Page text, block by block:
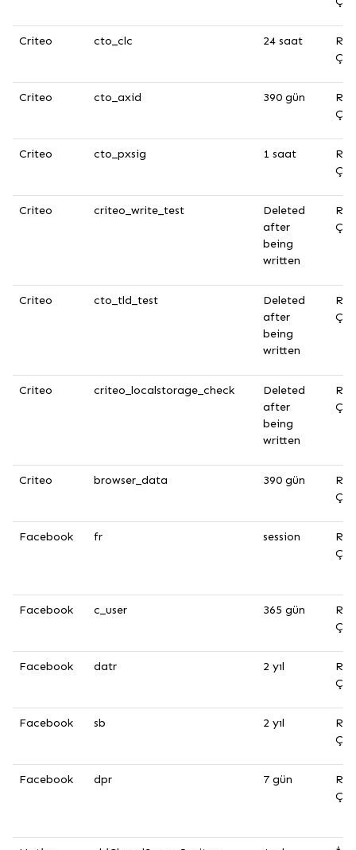
Criteo cto_clc 24 saat
Criteo cto_axid 390 gün
Criteo cto_pxsig 1 saat
Criteo criteo_write_test
Deleted
after
being
written
Criteo cto_tld_test
Deleted
after
being
written
Criteo criteo_localstorage_check
Deleted
after
being
written
Criteo browser_data 390 gün
Facebook fr session
Facebook c_user 365 gün
Facebook datr 2 yıl
Facebook sb 2 yıl
Facebook dpr 7 gün